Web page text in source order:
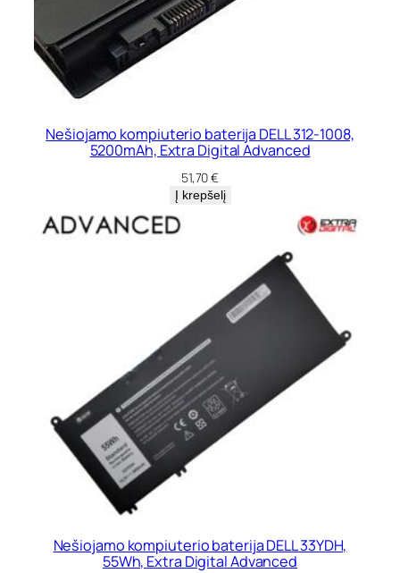
Nešiojamo kompiuterio baterija DELL 312-1008,
5200mAh, Extra Digital Advanced
51,70€
Į krepšelį
Nešiojamo kompiuterio baterija DELL 33YDH,
55Wh, Extra Digital Advanced